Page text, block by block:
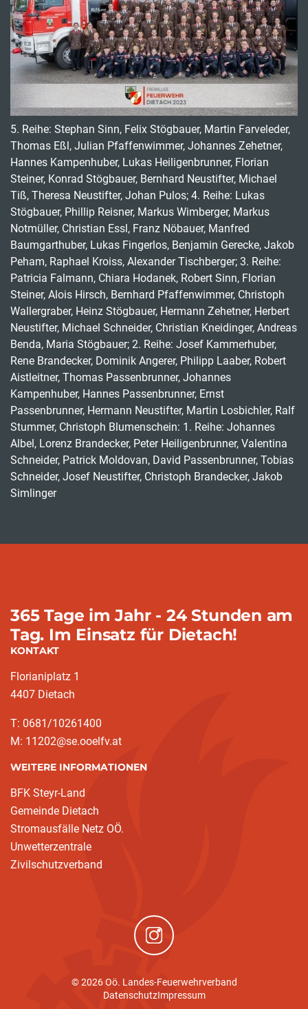
5. Reihe: Stephan Sinn, Felix Stögbauer, Martin Farveleder,
Thomas Eßl, Julian Pfaffenwimmer, Johannes Zehetner,
Hannes Kampenhuber, Lukas Heiligenbrunner, Florian
Steiner, Konrad Stögbauer, Bernhard Neustifter, Michael
Tiß, Theresa Neustifter, Johan Pulos; 4. Reihe: Lukas
Stögbauer, Phillip Reisner, Markus Wimberger, Markus
Notmüller, Christian Essl, Franz Nöbauer, Manfred
Baumgarthuber, Lukas Fingerlos, Benjamin Gerecke, Jakob
Peham, Raphael Kroiss, Alexander Tischberger; 3. Reihe:
Patricia Falmann, Chiara Hodanek, Robert Sinn, Florian
Steiner, Alois Hirsch, Bernhard Pfaffenwimmer, Christoph
Wallergraber, Heinz Stögbauer, Hermann Zehetner, Herbert
Neustifter, Michael Schneider, Christian Kneidinger, Andreas
Benda, Maria Stögbauer; 2. Reihe: Josef Kammerhuber,
Rene Brandecker, Dominik Angerer, Philipp Laaber, Robert
Aistleitner, Thomas Passenbrunner, Johannes
Kampenhuber, Hannes Passenbrunner, Ernst
Passenbrunner, Hermann Neustifter, Martin Losbichler, Ralf
Stummer, Christoph Blumenschein: 1. Reihe: Johannes
Albel, Lorenz Brandecker, Peter Heiligenbrunner, Valentina
Schneider, Patrick Moldovan, David Passenbrunner, Tobias
Schneider, Josef Neustifter, Christoph Brandecker, Jakob
Simlinger
365 Tage im Jahr - 24 Stunden am
Tag. Im Einsatz für Dietach!
KONTAKT
Florianiplatz 1
4407 Dietach
T: 0681/10261400
M: 11202@se.ooelfv.at
WEITERE INFORMATIONEN
BFK Steyr-Land
Gemeinde Dietach
Stromausfälle Netz OÖ.
Unwetterzentrale
Zivilschutzverband
(neues Fenster)
© 2026 Oö. Landes-Feuerwehrverband
DatenschutzImpressum